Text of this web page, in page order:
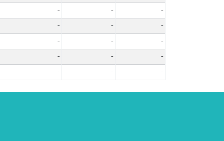
- -
-
- -
-
- -
-
- -
-
- - -